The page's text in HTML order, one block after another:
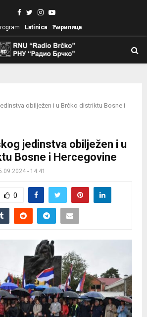
Facebook
TwitterInstagram
Youtube
Latinica Ћирилица
obilježen i u Brčko distriktu Bosne i
jedinstva obilježen i u
Bosne i Hercegovine
- 14:41
0